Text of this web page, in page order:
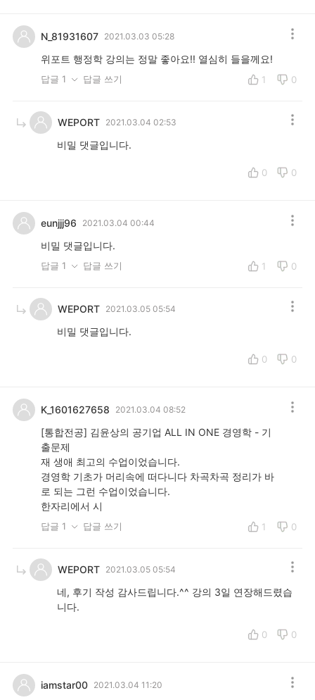
N_81931607 2021.03.03 05:28
위포트 행정학 강의는 정말 좋아요!! 열심히 들을께요!
답글 1 답글 쓰기 1 0
WEPORT 2021.03.04 02:53
비밀 댓글입니다.
0 0
eunjjj96 2021.03.04 00:44
비밀 댓글입니다.
답글 1 답글 쓰기 1 0
WEPORT 2021.03.05 05:54
비밀 댓글입니다.
0 0
K_1601627658 2021.03.04 08:52
[통합전공] 김윤상의 공기업 ALL IN ONE 경영학 - 기
출문제
재 생애 최고의 수업이었습니다.
경영학 기초가 머리속에 떠다니다 차곡차곡 정리가 바
로 되는 그런 수업이었습니다.
한자리에서 시
답글 1 답글 쓰기 1 0
WEPORT 2021.03.05 05:54
네, 후기 작성 감사드립니다.^^ 강의 3일 연장해드렸습
니다.
0 0
iamstar00 2021.03.04 11:20